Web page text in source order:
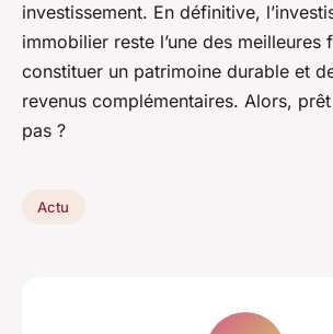
investissement. En définitive,
immobilier reste l’une des meilleures
constituer un patrimoine durable et
revenus complémentaires. Alors,
pas ?
Actu